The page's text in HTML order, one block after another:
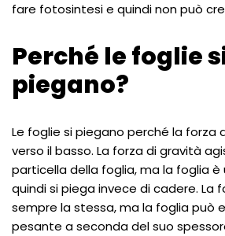
fare fotosintesi e quindi non può
Perché le foglie
piegano?
Le foglie si piegano perché la forza
verso il basso. La forza di gravità
particella della foglia, ma la foglia
quindi si piega invece di cadere. La
sempre la stessa, ma la foglia può
pesante a seconda del suo